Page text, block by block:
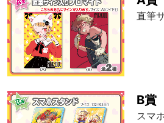
直筆
B賞
スマ